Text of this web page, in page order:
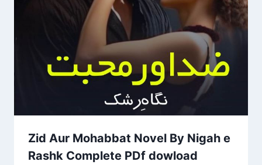
Zid Aur Mohabbat Novel By Nigah e
Rashk Complete PDf dowload